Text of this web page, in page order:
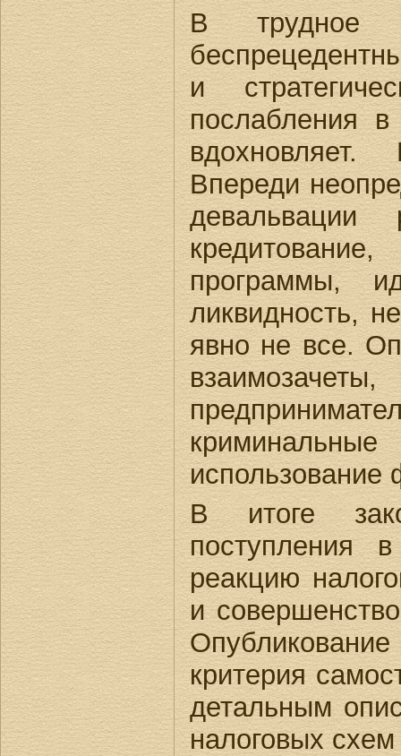
В трудное
и
послабления
вдохновляет.
Впереди
программы,
ликвидность,
явно не все.
использование
В итоге
поступления
реакцию
и
критерия
детальным
налоговых